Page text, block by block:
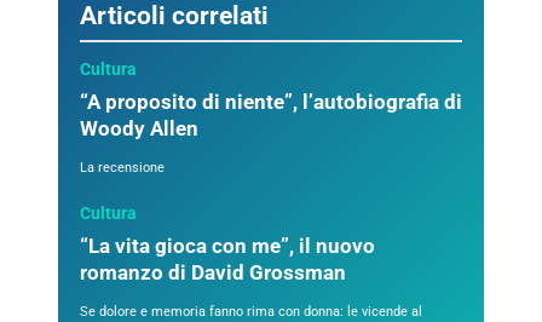
Articoli correlati
Cultura
“A proposito di niente”, l’autobiografia di
Woody Allen
La recensione
Cultura
“La vita gioca con me”, il nuovo
romanzo di David Grossman
Se dolore e memoria fanno rima con donna: le vicende al